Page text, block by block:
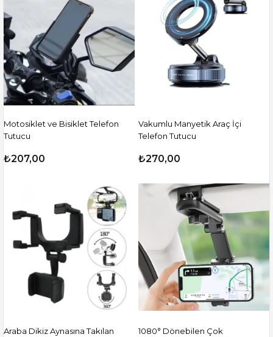
Motosiklet ve Bisiklet Telefon
Tutucu
₺207,00
Vakumlu Manyetik Araç İçi
Telefon Tutucu
₺270,00
Araba Dikiz Aynasına Takılan
1080° Dönebilen Çok